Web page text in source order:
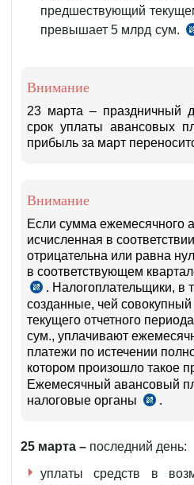
предшествующий
превышает 5 млрд сум.
Внимание
23 марта – праздничный
срок уплаты авансовых
прибыль за март
Внимание
Если сумма ежемесячного
исчисленная в
отрицательна или равна
в соответствующем
ч.7
ст.340
. Налогоплательщики, в
созданные, чей совокупный
текущего отчетного
сум., уплачивают
платежи по истечении
котором произошло такое
Ежемесячный авансовый
налоговые органы
ч.11
.
25 марта – последний день:
уплаты средств в